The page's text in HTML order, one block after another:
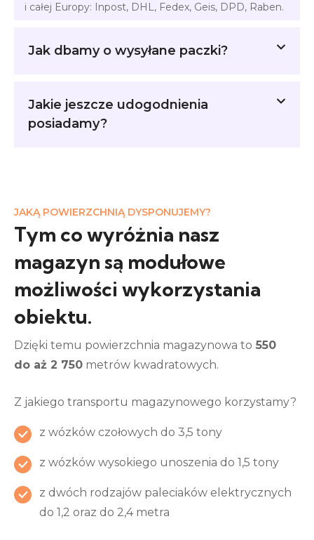
i całej Europy: Inpost, DHL, Fedex, Geis, DPD, Raben.
Jak dbamy o wysyłane paczki?
Jakie jeszcze udogodnienia
posiadamy?
JAKĄ POWIERZCHNIĄ DYSPONUJEMY?
Tym co wyróżnia nasz
magazyn są modułowe
możliwości wykorzystania
obiektu.
Dzięki temu powierzchnia magazynowa to 550
do aż 2 750 metrów kwadratowych.
Z jakiego transportu magazynowego korzystamy?
z wózków czołowych do 3,5 tony
z wózków wysokiego unoszenia do 1,5 tony
z dwóch rodzajów paleciaków elektrycznych
do 1,2 oraz do 2,4 metra